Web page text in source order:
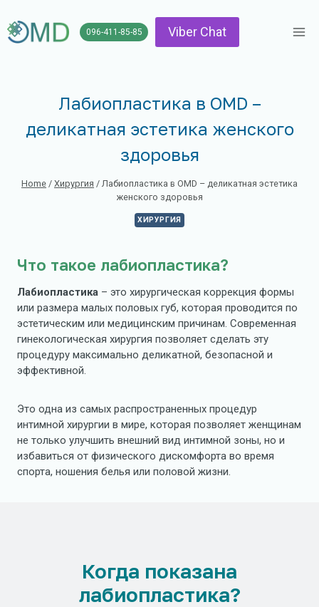
content
096-411-85-85 Viber Chat
Лабиопластика в OMD –
деликатная эстетика женского
здоровья
Home / Хирургия / Лабиопластика в OMD – деликатная эстетика
женского здоровья
ХИРУРГИЯ
Что такое лабиопластика?
Лабиопластика – это хирургическая коррекция формы
или размера малых половых губ, которая проводится по
эстетическим или медицинским причинам. Современная
гинекологическая хирургия позволяет сделать эту
процедуру максимально деликатной, безопасной и
эффективной.
Это одна из самых распространенных процедур
интимной хирургии в мире, которая позволяет женщинам
не только улучшить внешний вид интимной зоны, но и
избавиться от физического дискомфорта во время
спорта, ношения белья или половой жизни.
Когда показана
лабиопластика?